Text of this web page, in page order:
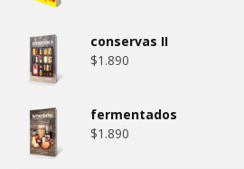
conservas II
$1.890
fermentados
$1.890